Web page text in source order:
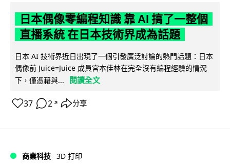
日本偶像零編程知識 靠 AI 搞了一整個
直播系統 在日本技術界成為話題
日本 AI 技術界近日出現了一個引發廣泛討論的熱門話題：日本
偶像前 Juice=Juice 成員宮本佳林在完全沒有編程經驗的情況
下，僅憑藉與...
閱讀全文
37 2 ↗ 分享
商業科技 3D 打印